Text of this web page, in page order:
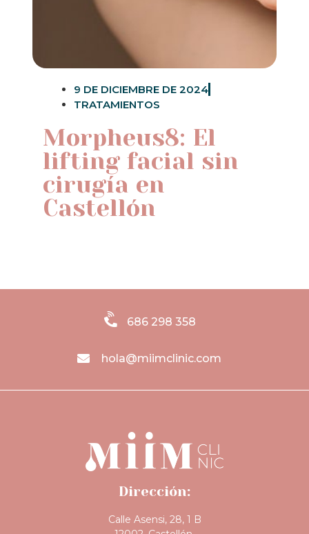
9 DE DICIEMBRE DE 2024
TRATAMIENTOS
Morpheus8: El
lifting facial sin
cirugía en
Castellón
686 298 358
hola@miimclinic.com
Dirección:
Calle Asensi, 28, 1 B